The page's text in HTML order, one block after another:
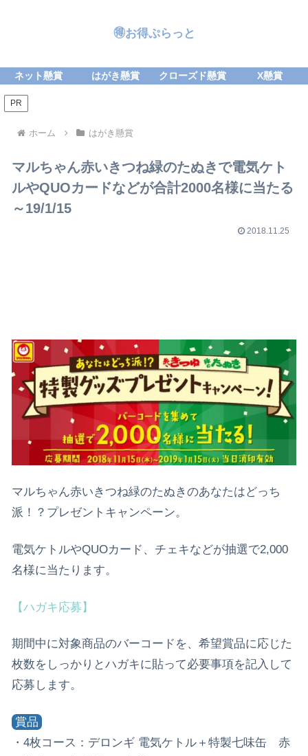
🉐お得ぷらっと
ネット懸賞 はがき懸賞 クローズド懸賞 X懸賞
PR
ホーム はがき懸賞
マルちゃん赤いきつね緑のたぬきで電気ケト
ルやQUOカードなどが合計2000名様に当たる
～19/1/15
2018.11.25
マルちゃん赤いきつね緑のたぬきのあなたはどっち
派！？プレゼントキャンペーン。
電気ケトルやQUOカード、チェキなどが抽選で2,000
名様に当たります。
【ハガキ応募】
期間中に対象商品のバーコードを、希望賞品に応じた
枚数をしっかりとハガキに貼って必要事項を記入して
応募します。
賞品
・4枚コース：デロンギ 電気ケトル＋特製七味缶 赤